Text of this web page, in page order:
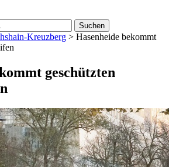
Kreuzberg > Hasenheide bekommt
geschützten